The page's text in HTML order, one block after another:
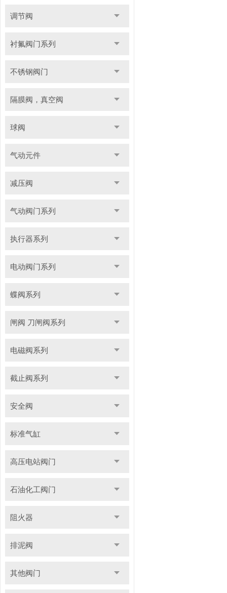
调节阀
衬氟阀门系列
不锈钢阀门
隔膜阀，真空阀
球阀
气动元件
减压阀
气动阀门系列
执行器系列
电动阀门系列
蝶阀系列
闸阀 刀闸阀系列
电磁阀系列
截止阀系列
安全阀
标准气缸
高压电站阀门
石油化工阀门
阻火器
排泥阀
其他阀门